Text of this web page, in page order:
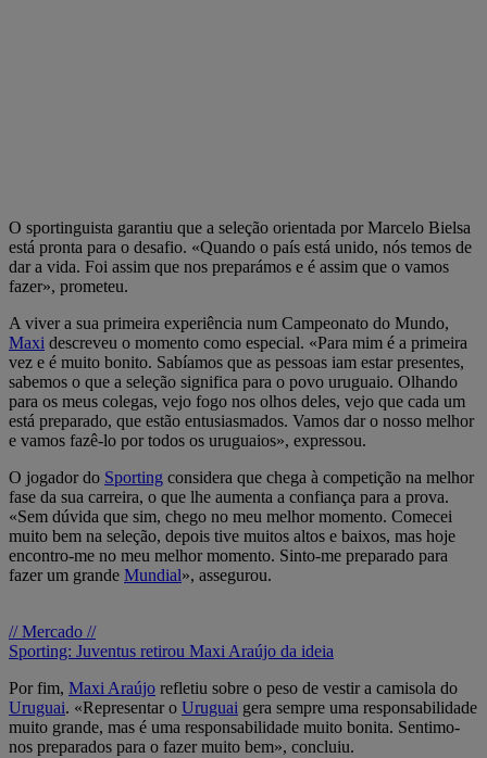
O sportinguista garantiu que a seleção orientada por Marcelo Bielsa
está pronta para o desafio. «Quando o país está unido, nós temos de
dar a vida. Foi assim que nos preparámos e é assim que o vamos
fazer», prometeu.
A viver a sua primeira experiência num Campeonato do Mundo,
Maxi descreveu o momento como especial. «Para mim é a primeira
vez e é muito bonito. Sabíamos que as pessoas iam estar presentes,
sabemos o que a seleção significa para o povo uruguaio. Olhando
para os meus colegas, vejo fogo nos olhos deles, vejo que cada um
está preparado, que estão entusiasmados. Vamos dar o nosso melhor
e vamos fazê-lo por todos os uruguaios», expressou.
O jogador do Sporting considera que chega à competição na melhor
fase da sua carreira, o que lhe aumenta a confiança para a prova.
«Sem dúvida que sim, chego no meu melhor momento. Comecei
muito bem na seleção, depois tive muitos altos e baixos, mas hoje
encontro-me no meu melhor momento. Sinto-me preparado para
fazer um grande Mundial», assegurou.
// Mercado //
Sporting: Juventus retirou Maxi Araújo da ideia
Por fim, Maxi Araújo refletiu sobre o peso de vestir a camisola do
Uruguai. «Representar o Uruguai gera sempre uma responsabilidade
muito grande, mas é uma responsabilidade muito bonita. Sentimo-
nos preparados para o fazer muito bem», concluiu.